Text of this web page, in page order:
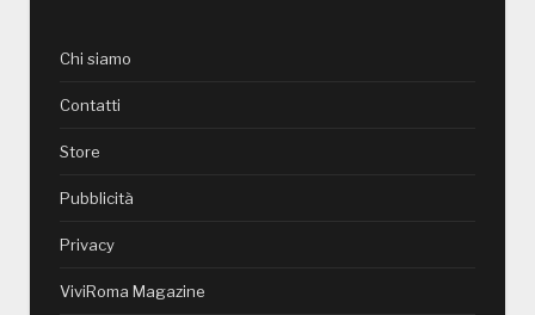
Chi siamo
Contatti
Store
Pubblicità
Privacy
ViviRoma Magazine